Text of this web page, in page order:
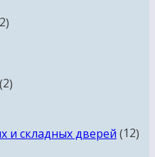
2товара
2товара
и складных дверей 1212